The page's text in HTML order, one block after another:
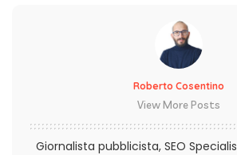
Roberto Cosentino
View More Posts
Giornalista pubblicista, SEO